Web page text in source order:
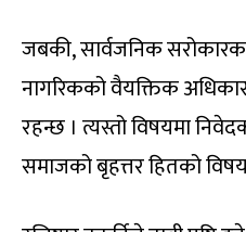
जबकी, सार्वजनिक
नागरिकको वैयक्तिक
रहन्छ । त्यस्तो विषयमा
समाजको बृहत्तर हितको